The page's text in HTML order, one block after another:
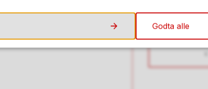
Godta alle